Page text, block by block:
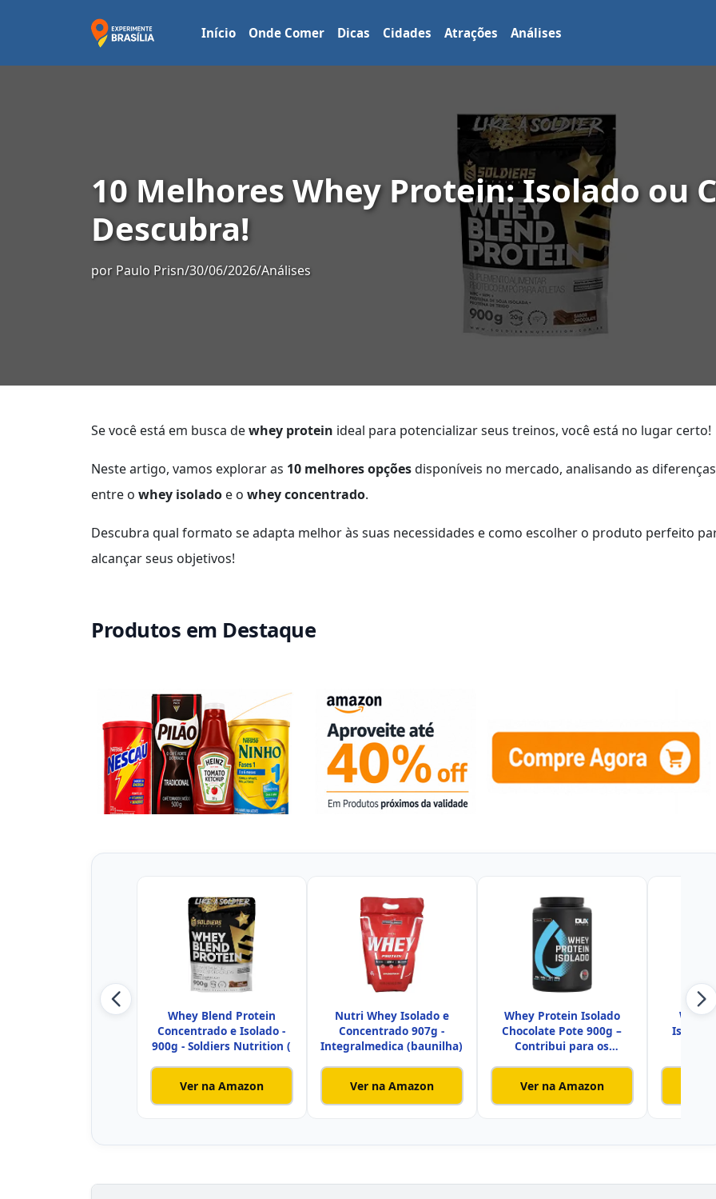
Início Onde Comer Dicas Cidades Atrações Análises
10 Melhores Whey Protein: Isolado ou
Descubra!
por Paulo Prisn/30/06/2026/Análises
Se você está em busca dewhey protein ideal para potencializar seus treinos, você está no lugar certo!
Neste artigo, vamos explorar as 10 melhores opçõesdisponíveis no mercado, analisando as diferenças
entre o whey isolado e o whey concentrado.
Descubra qual formato se adapta melhor às suas necessidades e como escolher o produto perfeito
alcançar seus objetivos!
Produtos em Destaque
Whey Blend Protein
Concentrado e Isolado -
900g - Soldiers Nutrition (
Ver na Amazon
Nutri Whey Isolado e
Concentrado 907g -
Integralmedica (baunilha)
Ver na Amazon
Whey Protein Isolado
Chocolate Pote 900g –
Contribui para os
Ver na Amazon
Whey
Isolada